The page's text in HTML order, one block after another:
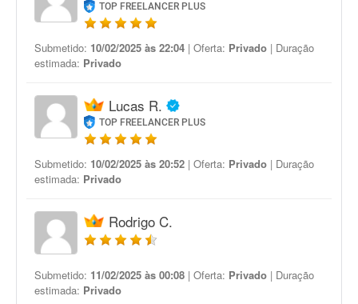
TOP FREELANCER PLUS
Submetido: 10/02/2025 às 22:04 | Oferta: Privado | Duração
estimada: Privado
Lucas R.
TOP FREELANCER PLUS
Submetido: 10/02/2025 às 20:52 | Oferta: Privado | Duração
estimada: Privado
Rodrigo C.
Submetido: 11/02/2025 às 00:08 | Oferta: Privado | Duração
estimada: Privado